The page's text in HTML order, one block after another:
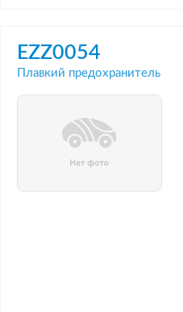
EZZ0054
Плавкий предохранитель